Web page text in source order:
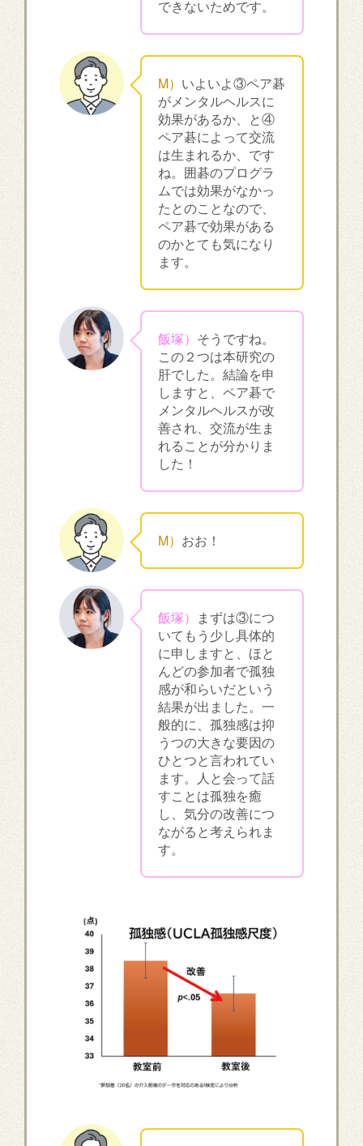
できないためです。
M） いよいよ③ペア碁
がメンタルヘルスに
効果があるか、と④
ペア碁によって交流
は生まれるか、です
ね。囲碁のプログラ
ムでは効果がなかっ
たとのことなので、
ペア碁で効果がある
のかとても気になり
ます。
飯塚） そうですね。
この２つは本研究の
肝でした。結論を申
しますと、ペア碁で
メンタルヘルスが改
善され、交流が生ま
れることが分かりま
した！
M） おお！
飯塚） まずは③につ
いてもう少し具体的
に申しますと、ほと
んどの参加者で孤独
感が和らいだという
結果が出ました。一
般的に、孤独感は抑
うつの大きな要因の
ひとつと言われてい
ます。人と会って話
すことは孤独を癒
し、気分の改善につ
ながると考えられま
す。